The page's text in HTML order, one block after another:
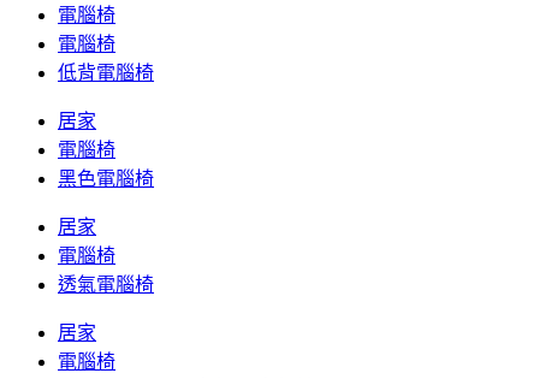
電腦椅
電腦椅
低背電腦椅
居家
電腦椅
黑色電腦椅
居家
電腦椅
透氣電腦椅
居家
電腦椅